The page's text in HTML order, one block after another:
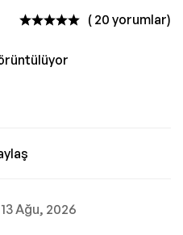
( 20 yorumlar)
Ağu, 2026